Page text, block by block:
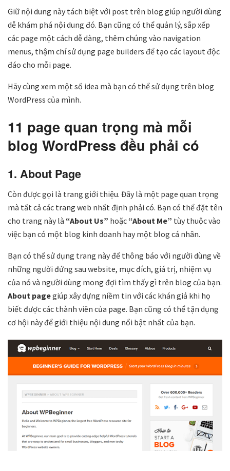
Giữ nội dung này tách biệt với post trên blog giúp người dùng
dễ khám phá nội dung đó. Bạn cũng có thể quản lý, sắp xếp
các page một cách dễ dàng, thêm chúng vào navigation
menus, thậm chí sử dụng page builders để tạo các layout độc
đáo cho mỗi page.
Hãy cùng xem một số idea mà bạn có thể sử dụng trên blog
WordPress của mình.
11 page quan trọng mà mỗi
blog WordPress đều phải có
1. About Page
Còn được gọi là trang giới thiệu. Đây là một page quan trọng
mà tất cả các trang web nhất định phải có. Bạn có thể đặt tên
cho trang này là “About Us” hoặc “About Me” tùy thuộc vào
việc bạn có một blog kinh doanh hay một blog cá nhân.
Bạn có thể sử dụng trang này để thông báo với người dùng về
những người đứng sau website, mục đích, giá trị, nhiệm vụ
của nó và người dùng mong đợi tìm thấy gì trên blog của bạn.
About pagegiúp xây dựng niềm tin với các khán giả khi họ
biết được các thành viên của page. Bạn cũng có thể tận dụng
cơ hội này để giới thiệu nội dung nổi bật nhất của bạn.